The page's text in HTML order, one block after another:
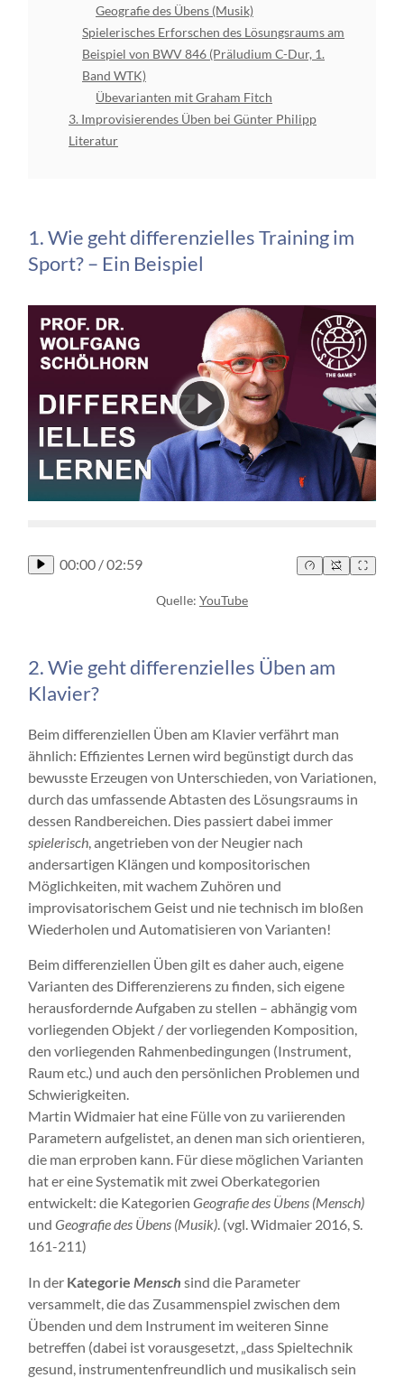
Geografie des Übens (Musik)
Spielerisches Erforschen des Lösungsraums am
Beispiel von BWV 846 (Präludium C-Dur, 1.
Band WTK)
Übevarianten mit Graham Fitch
3. Improvisierendes Üben bei Günter Philipp
Literatur
1. Wie geht differenzielles Training im
Sport? – Ein Beispiel
00:00 /02:59
Quelle: YouTube
2. Wie geht differenzielles Üben am
Klavier?
Beim differenziellen Üben am Klavier verfährt man
ähnlich: Effizientes Lernen wird begünstigt durch das
bewusste Erzeugen von Unterschieden, von Variationen,
durch das umfassende Abtasten des Lösungsraums in
dessen Randbereichen. Dies passiert dabei immer
spielerisch, angetrieben von der Neugier nach
andersartigen Klängen und kompositorischen
Möglichkeiten, mit wachem Zuhören und
improvisatorischem Geist und nie technisch im bloßen
Wiederholen und Automatisieren von Varianten!
Beim differenziellen Üben gilt es daher auch, eigene
Varianten des Differenzierens zu finden, sich eigene
herausfordernde Aufgaben zu stellen – abhängig vom
vorliegenden Objekt / der vorliegenden Komposition,
den vorliegenden Rahmenbedingungen (Instrument,
Raum etc.) und auch den persönlichen Problemen und
Schwierigkeiten.
Martin Widmaier hat eine Fülle von zu variierenden
Parametern aufgelistet, an denen man sich orientieren,
die man erproben kann. Für diese möglichen Varianten
hat er eine Systematik mit zwei Oberkategorien
entwickelt: die Kategorien Geografie des Übens (Mensch)
und Geografie des Übens (Musik). (vgl. Widmaier 2016, S.
161-211)
In der Kategorie Mensch sind die Parameter
versammelt, die das Zusammenspiel zwischen dem
Übenden und dem Instrument im weiteren Sinne
betreffen (dabei ist vorausgesetzt, „dass Spieltechnik
gesund, instrumentenfreundlich und musikalisch sein